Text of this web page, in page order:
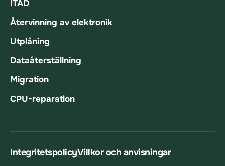
ITAD
Återvinning av elektronik
Utplåning
Dataåterställning
Migration
CPU-reparation
IntegritetspolicyVillkor och anvisningar